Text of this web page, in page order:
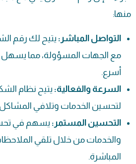
منها:
التواصل المباشر: يتيح لك رقم
مع الجهات المسؤولة، مما
أسرع.
السرعة والفعالية: يتيح نظام
لتحسين الخدمات وتلافي
التحسين المستمر: يسهم في
والخدمات من خلال تلقي
المباشرة.